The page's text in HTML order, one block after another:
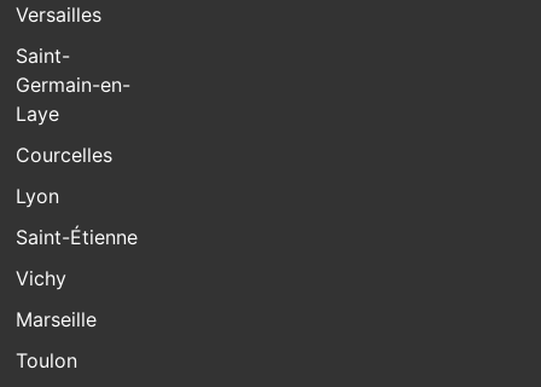
Versailles
Saint-
Germain-en-
Laye
Courcelles
Lyon
Saint-Étienne
Vichy
Marseille
Toulon